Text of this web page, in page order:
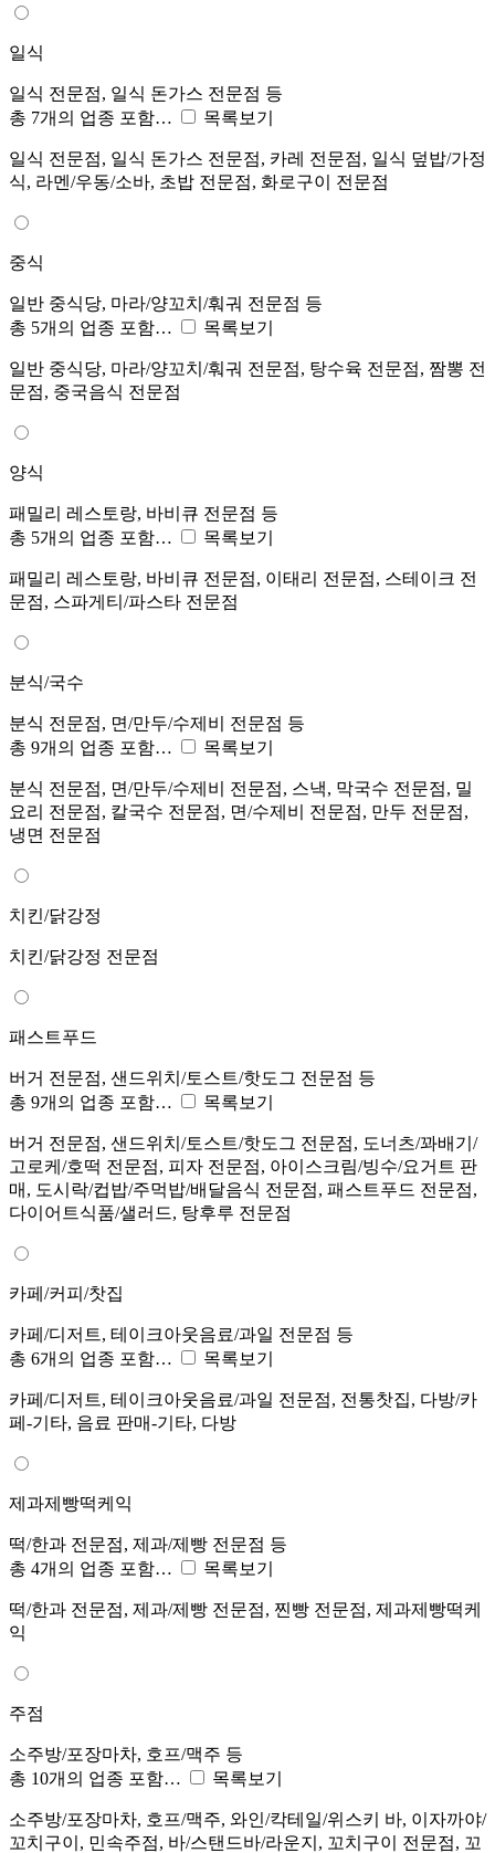
일식
일식 전문점, 일식 돈가스 전문점 등
총 7개의 업종 포함…
목록보기
일식 전문점, 일식 돈가스 전문점, 카레 전문점, 일식 덮밥/가정
식, 라멘/우동/소바, 초밥 전문점, 화로구이 전문점
중식
일반 중식당, 마라/양꼬치/훠궈 전문점 등
총 5개의 업종 포함…
목록보기
일반 중식당, 마라/양꼬치/훠궈 전문점, 탕수육 전문점, 짬뽕 전
문점, 중국음식 전문점
양식
패밀리 레스토랑, 바비큐 전문점 등
총 5개의 업종 포함…
목록보기
패밀리 레스토랑, 바비큐 전문점, 이태리 전문점, 스테이크 전
문점, 스파게티/파스타 전문점
분식/국수
분식 전문점, 면/만두/수제비 전문점 등
총 9개의 업종 포함…
목록보기
분식 전문점, 면/만두/수제비 전문점, 스낵, 막국수 전문점, 밀
요리 전문점, 칼국수 전문점, 면/수제비 전문점, 만두 전문점,
냉면 전문점
치킨/닭강정
치킨/닭강정 전문점
패스트푸드
버거 전문점, 샌드위치/토스트/핫도그 전문점 등
총 9개의 업종 포함…
목록보기
버거 전문점, 샌드위치/토스트/핫도그 전문점, 도너츠/꽈배기/
고로케/호떡 전문점, 피자 전문점, 아이스크림/빙수/요거트 판
매, 도시락/컵밥/주먹밥/배달음식 전문점, 패스트푸드 전문점,
다이어트식품/샐러드, 탕후루 전문점
카페/커피/찻집
카페/디저트, 테이크아웃음료/과일 전문점 등
총 6개의 업종 포함…
목록보기
카페/디저트, 테이크아웃음료/과일 전문점, 전통찻집, 다방/카
페-기타, 음료 판매-기타, 다방
제과제빵떡케익
떡/한과 전문점, 제과/제빵 전문점 등
총 4개의 업종 포함…
목록보기
떡/한과 전문점, 제과/제빵 전문점, 찐빵 전문점, 제과제빵떡케
익
주점
소주방/포장마차, 호프/맥주 등
총 10개의 업종 포함…
목록보기
소주방/포장마차, 호프/맥주, 와인/칵테일/위스키 바, 이자까야/
꼬치구이, 민속주점, 바/스탠드바/라운지, 꼬치구이 전문점, 꼬